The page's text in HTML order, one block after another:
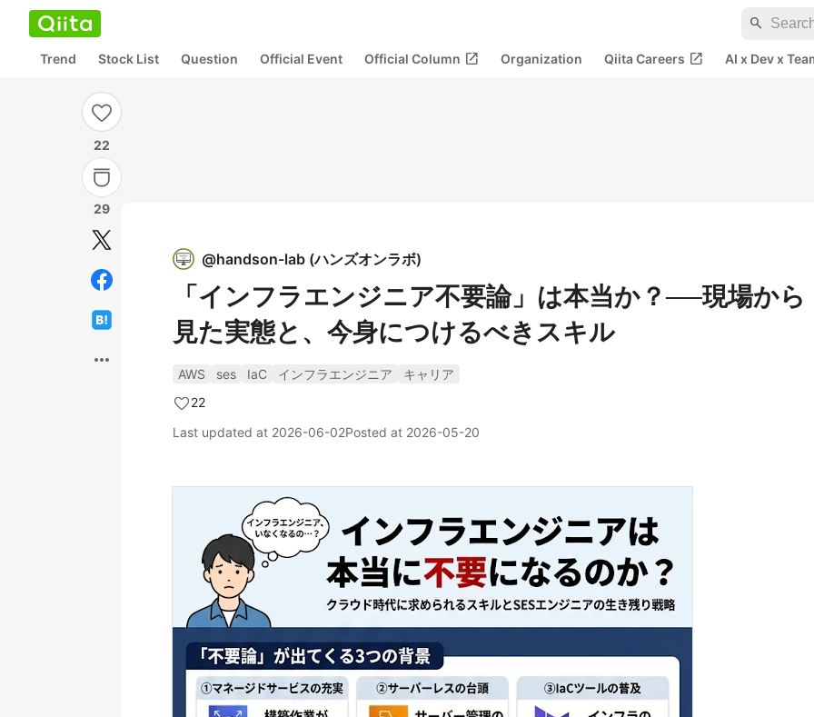
search
Trend Stock List Question Official Event Official Column open_in_new Organization Qiita Careers open_in_new AI x Dev x
22
29
more_horiz
@handson-lab (ハンズオンラボ)
「インフラエンジニア不要論」は本当か？──現場から
見た実態と、今身につけるべきスキル
AWS ses IaC インフラエンジニア
キャリア
22
Last updated at 2026-06-02Posted at 2026-05-20